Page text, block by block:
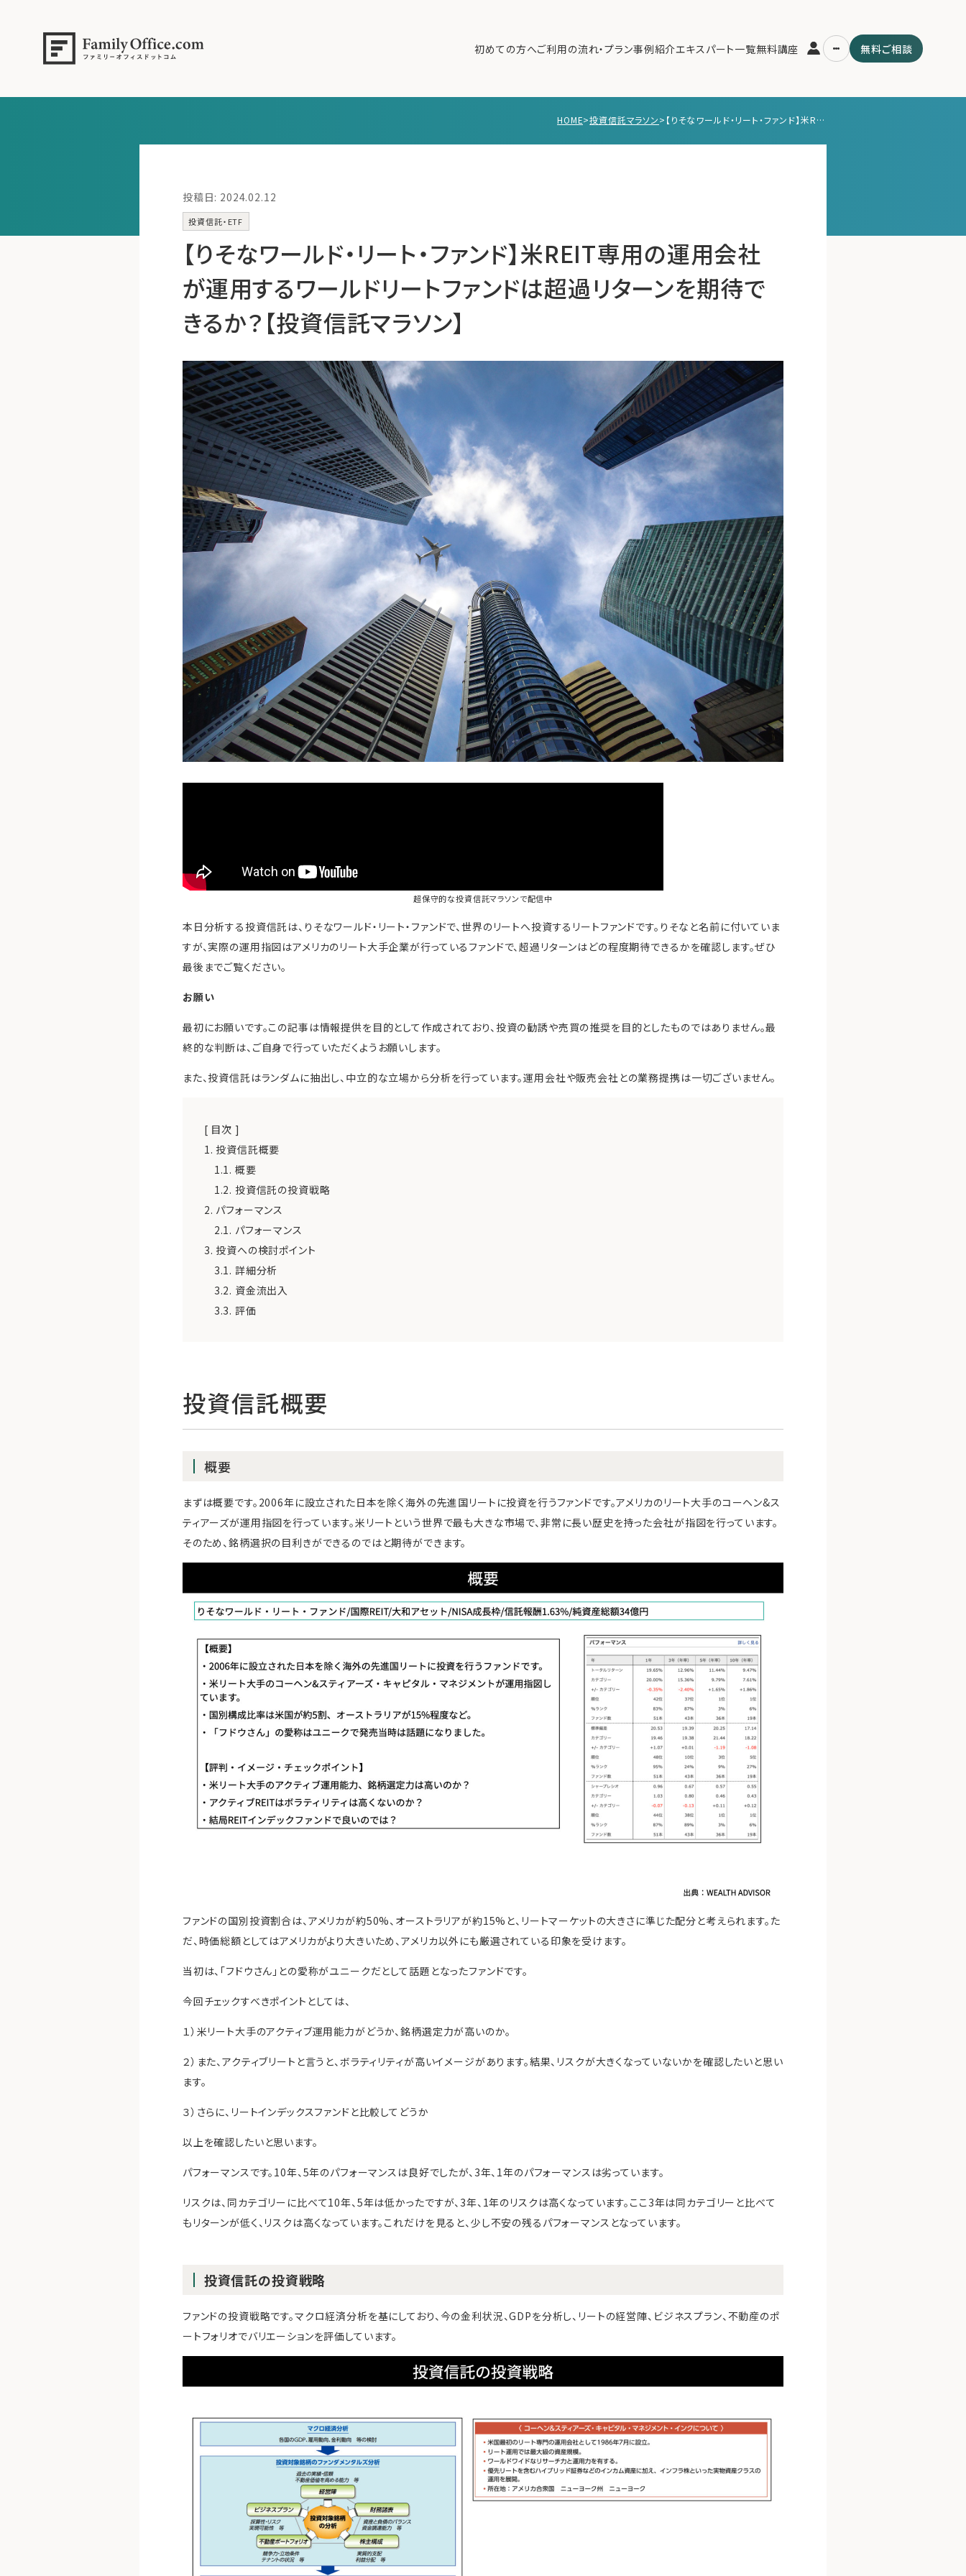
初めての方へご利用の流れ・プラン事例紹介エキスパート一覧無料講座 無料ご相談
HOME>投資信託マラソン> 【りそなワールド・リート・ファンド】米REIT専用の運用会社が運用するワールドリートファンドは超過リターンを期待できるか？【投資信託マラソン】
投稿日: 2024.02.12
投資信託・ETF
【りそなワールド・リート・ファンド】米REIT専用の運用会社
が運用するワールドリートファンドは超過リターンを期待で
きるか？【投資信託マラソン】
超保守的な投資信託マラソンで配信中
本日分析する投資信託は、りそなワールド・リート・ファンドで、世界のリートへ投資するリートファンドです。りそなと名前に付いていま
すが、実際の運用指図はアメリカのリート大手企業が行っているファンドで、超過リターンはどの程度期待できるかを確認します。ぜひ
最後までご覧ください。
お願い
最初にお願いです。この記事は情報提供を目的として作成されており、投資の勧誘や売買の推奨を目的としたものではありません。最
終的な判断は、ご自身で行っていただくようお願いします。
また、投資信託はランダムに抽出し、中立的な立場から分析を行っています。運用会社や販売会社との業務提携は一切ございません。
[ 目次 ]
1. 投資信託概要
1.1. 概要
1.2. 投資信託の投資戦略
2. パフォーマンス
2.1. パフォーマンス
3. 投資への検討ポイント
3.1. 詳細分析
3.2. 資金流出入
3.3. 評価
投資信託概要
概要
まずは概要です。2006年に設立された日本を除く海外の先進国リートに投資を行うファンドです。アメリカのリート大手のコーヘン&ス
ティアーズが運用指図を行っています。米リートという世界で最も大きな市場で、非常に長い歴史を持った会社が指図を行っています。
そのため、銘柄選択の目利きができるのではと期待ができます。
ファンドの国別投資割合は、アメリカが約50%、オーストラリアが約15%と、リートマーケットの大きさに準じた配分と考えられます。た
だ、時価総額としてはアメリカがより大きいため、アメリカ以外にも厳選されている印象を受けます。
当初は、「フドウさん」との愛称がユニークだとして話題となったファンドです。
今回チェックすべきポイントとしては、
１）米リート大手のアクティブ運用能力がどうか、銘柄選定力が高いのか。
２）また、アクティブリートと言うと、ボラティリティが高いイメージがあります。結果、リスクが大きくなっていないかを確認したいと思い
ます。
３）さらに、リートインデックスファンドと比較してどうか
以上を確認したいと思います。
パフォーマンスです。10年、5年のパフォーマンスは良好でしたが、3年、1年のパフォーマンスは劣っています。
リスクは、同カテゴリーに比べて10年、5年は低かったですが、3年、1年のリスクは高くなっています。ここ3年は同カテゴリーと比べて
もリターンが低く、リスクは高くなっています。これだけを見ると、少し不安の残るパフォーマンスとなっています。
投資信託の投資戦略
ファンドの投資戦略です。マクロ経済分析を基にしており、今の金利状況、GDPを分析し、リートの経営陣、ビジネスプラン、不動産のポ
ートフォリオでバリエーションを評価しています。